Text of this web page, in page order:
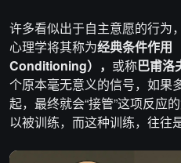
许多看似出于自主意愿的行为
心理学将其称为经典条件作用
Conditioning）， 或称巴甫洛
个原本毫无意义的信号，如果
起，最终就会“接管”这项反应
以被训练，而这种训练，往往